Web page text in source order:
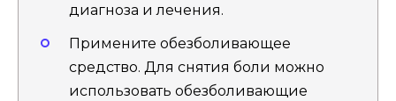
диагноза и лечения.
Примените обезболивающее
средство. Для снятия боли можно
использовать обезболивающие